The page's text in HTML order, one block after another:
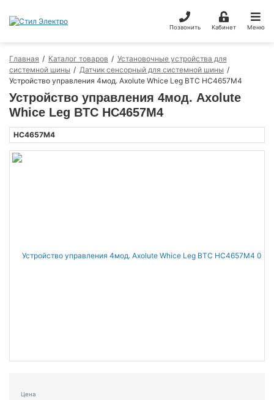
Позвонить Кабинет Меню
Главная Каталог товаров
Установочные устройства для
системной шины
Датчик сенсорный для системной шины
Устройство управления 4мод. Axolute Whice Leg BTC HC4657M4
Устройство управления 4мод. Axolute
Whice Leg BTC HC4657M4
HC4657M4
Цена